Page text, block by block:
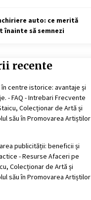
auto: ce merită
înainte să semnezi
recente
centre istorice: avantaje și
- FAQ - Intrebari Frecvente
Colecționar de Artă și
său în Promovarea Artiștilor
publicității: beneficii și
- Resurse Afaceri pe
Colecționar de Artă și
său în Promovarea Artiștilor